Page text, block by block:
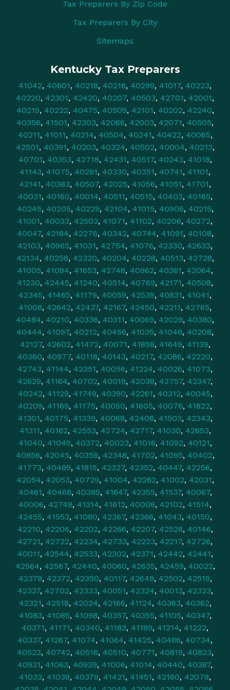
Tax Preparers By Zip Code
Tax Preparers By City
Sitemaps
Kentucky Tax Preparers
41042, 40601, 40218, 40216, 40299, 41017, 40223,
40220, 42301, 42420, 40207, 40503, 42701, 42001,
40219, 40222, 40475, 40509, 42101, 40202, 42240,
40356, 41501, 42303, 42066, 42003, 42071, 40505,
40211, 41011, 40214, 40504, 40241, 40422, 40065,
42501, 40391, 40203, 40324, 40502, 40004, 40213,
40701, 40353, 42718, 42431, 40517, 40243, 41018,
41143, 41075, 40291, 40330, 40351, 40741, 41101,
42141, 40383, 40507, 42025, 41056, 41051, 41701,
40031, 40160, 40014, 40511, 40515, 40403, 40165,
40245, 40205, 40229, 42104, 41015, 40906, 40215,
41001, 40033, 42503, 41071, 41102, 40206, 40272,
40047, 42164, 42276, 40342, 40744, 41091, 40108,
42103, 40965, 41031, 42754, 41076, 42330, 42633,
42134, 40258, 42320, 40204, 40228, 40513, 42728,
41005, 41094, 41653, 42748, 40962, 40361, 42064,
41230, 42445, 41240, 40514, 40769, 42171, 40508,
42345, 41465, 41179, 40059, 42539, 40831, 41041,
41008, 42642, 42437, 42167, 42450, 42211, 42765,
40484, 40210, 40336, 40311, 40069, 42029, 40380,
40444, 41097, 40212, 40456, 41035, 41048, 40208,
42127, 42602, 41472, 40071, 41858, 41649, 41139,
40360, 40977, 40118, 40143, 40217, 42086, 42220,
42743, 41144, 42351, 40056, 41224, 40026, 41073,
42629, 41164, 40702, 40019, 42038, 42757, 42347,
40242, 41129, 41749, 40390, 42261, 40312, 40045,
40209, 41169, 41175, 40050, 41605, 40076, 41822,
41301, 40175, 41339, 40068, 42408, 41503, 42343,
41311, 40162, 42553, 42724, 42717, 41030, 42653,
41040, 41049, 40372, 40023, 41016, 41092, 40121,
40856, 42045, 40359, 42348, 41702, 41095, 40402,
41773, 40489, 41815, 42327, 42352, 40447, 42256,
42054, 42053, 40729, 41004, 42262, 41002, 42031,
40461, 40468, 40385, 41647, 42355, 41537, 40067,
40006, 42749, 41314, 41612, 40008, 42102, 41514,
42455, 41553, 41080, 42367, 42366, 41043, 40150,
42210, 42206, 42202, 42266, 42207, 42528, 40146,
42721, 42722, 42234, 42733, 42223, 42217, 42726,
40011, 42544, 42533, 42302, 42371, 42442, 42441,
42564, 42567, 42440, 40060, 42635, 42459, 40022,
42378, 42372, 42350, 40117, 42649, 42502, 42519,
42337, 42702, 42333, 40051, 42324, 40013, 42323,
42321, 42518, 42024, 42166, 41124, 40363, 40362,
41083, 41085, 41098, 40357, 40355, 41105, 40347,
40371, 41171, 40340, 41183, 41189, 41214, 41222,
40337, 41267, 41074, 41064, 41425, 40486, 40734,
40523, 40742, 40516, 40510, 40771, 40819, 40823,
40931, 41063, 40939, 41006, 41014, 40440, 40387,
41033, 41039, 40379, 41421, 41451, 42160, 42078,